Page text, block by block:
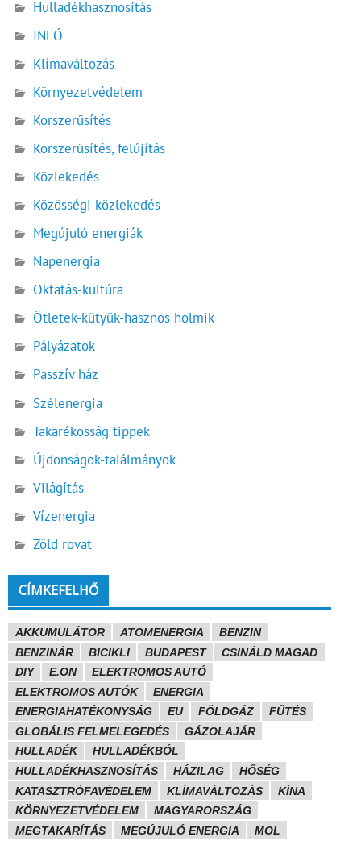
Hulladékhasznosítás
INFÓ
Klímaváltozás
Környezetvédelem
Korszerűsítés
Korszerűsítés, felújítás
Közlekedés
Közösségi közlekedés
Megújuló energiák
Napenergia
Oktatás-kultúra
Ötletek-kütyük-hasznos holmik
Pályázatok
Passzív ház
Szélenergia
Takarékosság tippek
Újdonságok-találmányok
Világítás
Vízenergia
Zöld rovat
CÍMKEFELHŐ
AKKUMULÁTOR ATOMENERGIA
BENZIN
BENZINÁR
BICIKLI BUDAPEST
CSINÁLD MAGAD
DIY
E.ON
ELEKTROMOS AUTÓ
ELEKTROMOS AUTÓK
ENERGIA
ENERGIAHATÉKONYSÁG
EU FÖLDGÁZ
FŰTÉS
GLOBÁLIS FELMELEGEDÉS
GÁZOLAJÁR
HULLADÉK
HULLADÉKBÓL
HULLADÉKHASZNOSÍTÁS
HÁZILAG
HŐSÉG
KATASZTRÓFAVÉDELEM
KLÍMAVÁLTOZÁS
KÍNA
KÖRNYEZETVÉDELEM
MAGYARORSZÁG
MEGTAKARÍTÁS
MEGÚJULÓ ENERGIA
MOL